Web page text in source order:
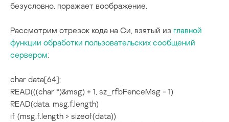
безусловно, поражает воображение.
Рассмотрим отрезок кода на Си, взятый из главной
функции обработки пользовательских сообщений
сервером:
char data[64];
READ(((char *)&msg) + 1, sz_rfbFenceMsg - 1)
READ(data, msg.f.length)
if (msg.f.length > sizeof(data))